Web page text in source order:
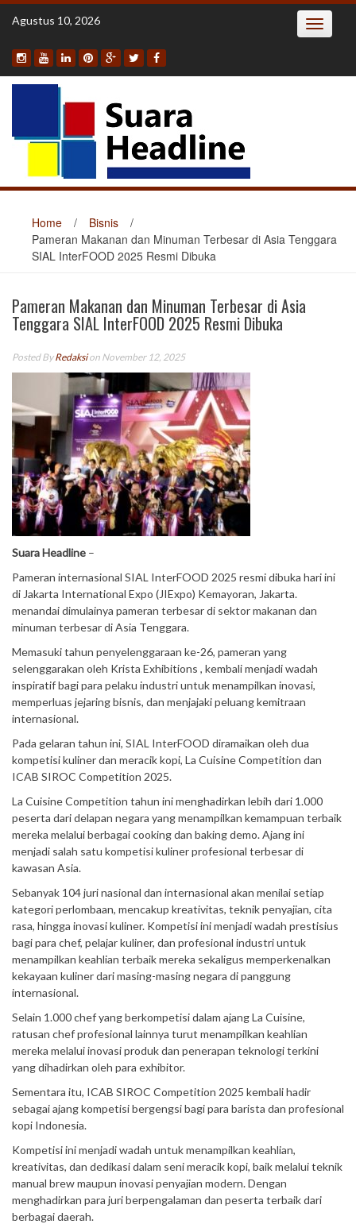
Skip
Agustus 10, 2026 Toggle
Home / Bisnis
/
Pameran Makanan dan Minuman Terbesar di Asia Tenggara
SIAL InterFOOD 2025 Resmi Dibuka
Pameran Makanan dan Minuman Terbesar di Asia
Tenggara SIAL InterFOOD 2025 Resmi Dibuka
Posted ByRedaksion November 12, 2025
Suara Headline –
Pameran internasional SIAL InterFOOD 2025 resmi dibuka hari ini
di Jakarta International Expo (JIExpo) Kemayoran, Jakarta.
menandai dimulainya pameran terbesar di sektor makanan dan
minuman terbesar di Asia Tenggara.
Memasuki tahun penyelenggaraan ke-26, pameran yang
selenggarakan oleh Krista Exhibitions , kembali menjadi wadah
inspiratif bagi para pelaku industri untuk menampilkan inovasi,
memperluas jejaring bisnis, dan menjajaki peluang kemitraan
internasional.
Pada gelaran tahun ini, SIAL InterFOOD diramaikan oleh dua
kompetisi kuliner dan meracik kopi, La Cuisine Competition dan
ICAB SIROC Competition 2025.
La Cuisine Competition tahun ini menghadirkan lebih dari 1.000
peserta dari delapan negara yang menampilkan kemampuan terbaik
mereka melalui berbagai cooking dan baking demo. Ajang ini
menjadi salah satu kompetisi kuliner profesional terbesar di
kawasan Asia.
Sebanyak 104 juri nasional dan internasional akan menilai setiap
kategori perlombaan, mencakup kreativitas, teknik penyajian, cita
rasa, hingga inovasi kuliner. Kompetisi ini menjadi wadah prestisius
bagi para chef, pelajar kuliner, dan profesional industri untuk
menampilkan keahlian terbaik mereka sekaligus memperkenalkan
kekayaan kuliner dari masing-masing negara di panggung
internasional.
Selain 1.000 chef yang berkompetisi dalam ajang La Cuisine,
ratusan chef profesional lainnya turut menampilkan keahlian
mereka melalui inovasi produk dan penerapan teknologi terkini
yang dihadirkan oleh para exhibitor.
Sementara itu, ICAB SIROC Competition 2025 kembali hadir
sebagai ajang kompetisi bergengsi bagi para barista dan profesional
kopi Indonesia.
Kompetisi ini menjadi wadah untuk menampilkan keahlian,
kreativitas, dan dedikasi dalam seni meracik kopi, baik melalui teknik
manual brew maupun inovasi penyajian modern. Dengan
menghadirkan para juri berpengalaman dan peserta terbaik dari
berbagai daerah.